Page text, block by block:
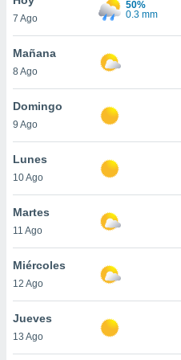
en
más
nuestra
de
cookies
aceptar
7 Ago
50%
0.3 mm
Mañana
8 Ago
Domingo
9 Ago
Lunes
10 Ago
Martes
11 Ago
Miércoles
12 Ago
Jueves
13 Ago